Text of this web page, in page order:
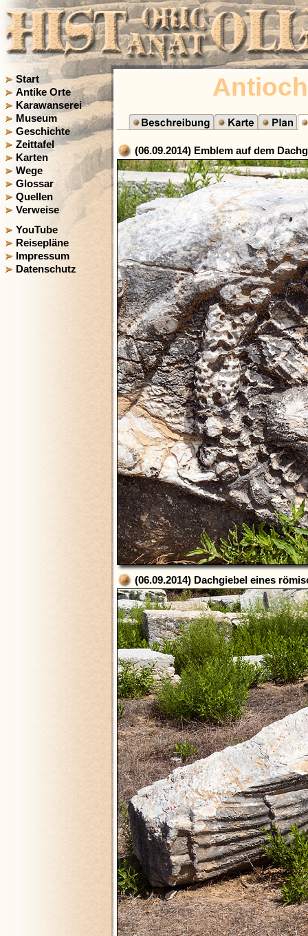
Start
Antike Orte
Karawanserei
Museum
Geschichte
Zeittafel
Karten
Wege
Glossar
Quellen
Verweise
YouTube
Reisepläne
Impressum
Datenschutz
(06.09.2014) Emblem auf dem
(06.09.2014) Dachgiebel eines